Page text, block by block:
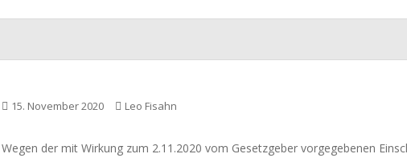
15. November 2020 Leo Fisahn
Wegen der mit Wirkung zum 2.11.2020 vom Gesetzgeber vorgegebenen